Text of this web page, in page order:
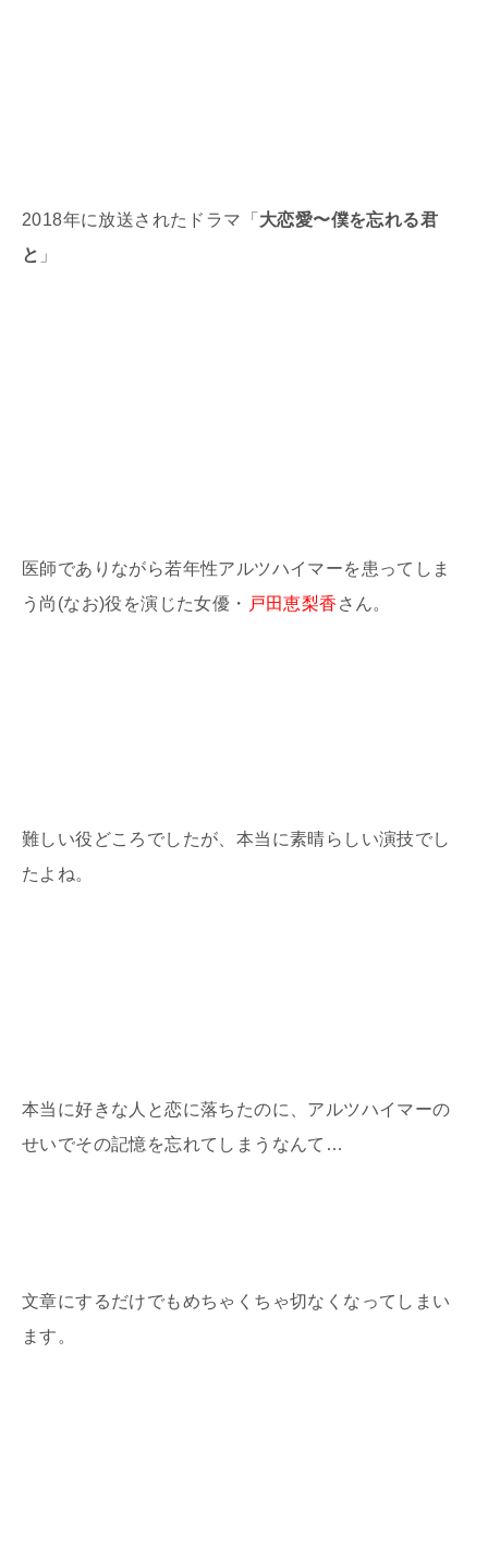
2018年に放送されたドラマ「 大恋愛〜僕を忘れる君
と 」
医師でありながら若年性アルツハイマーを患ってしま
う尚(なお)役を演じた女優・ 戸田恵梨香 さん。
難しい役どころでしたが、本当に素晴らしい演技でし
たよね。
本当に好きな人と恋に落ちたのに、アルツハイマーの
せいでその記憶を忘れてしまうなんて…
文章にするだけでもめちゃくちゃ切なくなってしまい
ます。